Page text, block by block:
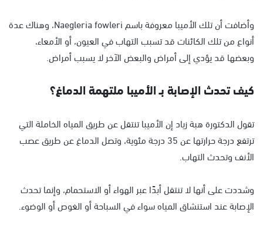
وأضافت أن تلك الأميبا معروفة باسم Naegleria fowleri، وهناك عدة
أنواع من تلك الكائنات قد تسبب التهاب في العيون، أو الأمعاء،
وبعضها قد يؤدي إلى أمراض والبعض الآخر لا يسبب أمراض.
كيف تحدث الإصابة بـ الأميبا ملتهمة الدماغ؟
تقول الدكتورة هبة زياد إن الأميبا تنتقل عن طريق المياه الخاملة التي
ترتفع درجة حرارتها عن 35 درجة مئوية، وتصل الدماغ عن طريق عصب
الأنف وتحدث التهاب.
وشددت على أنها لا تنتقل أبدًا عبر الهواء أو الاستحمام، وإنما تحدث
الإصابة عند استنشاق المياه سواء في السباحة أو الغوص أو الوضوء.